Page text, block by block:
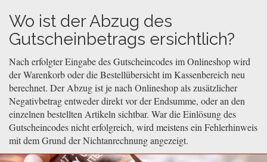
Wo ist der Abzug des
Gutscheinbetrags ersichtlich?
Nach erfolgter Eingabe des Gutscheincodes im Onlineshop wird
der Warenkorb oder die Bestellübersicht im Kassenbereich neu
berechnet. Der Abzug ist je nach Onlineshop als zusätzlicher
Negativbetrag entweder direkt vor der Endsumme, oder an den
einzelnen bestellten Artikeln sichtbar. War die Einlösung des
Gutscheincodes nicht erfolgreich, wird meistens ein Fehlerhinweis
mit dem Grund der Nichtanrechnung angezeigt.